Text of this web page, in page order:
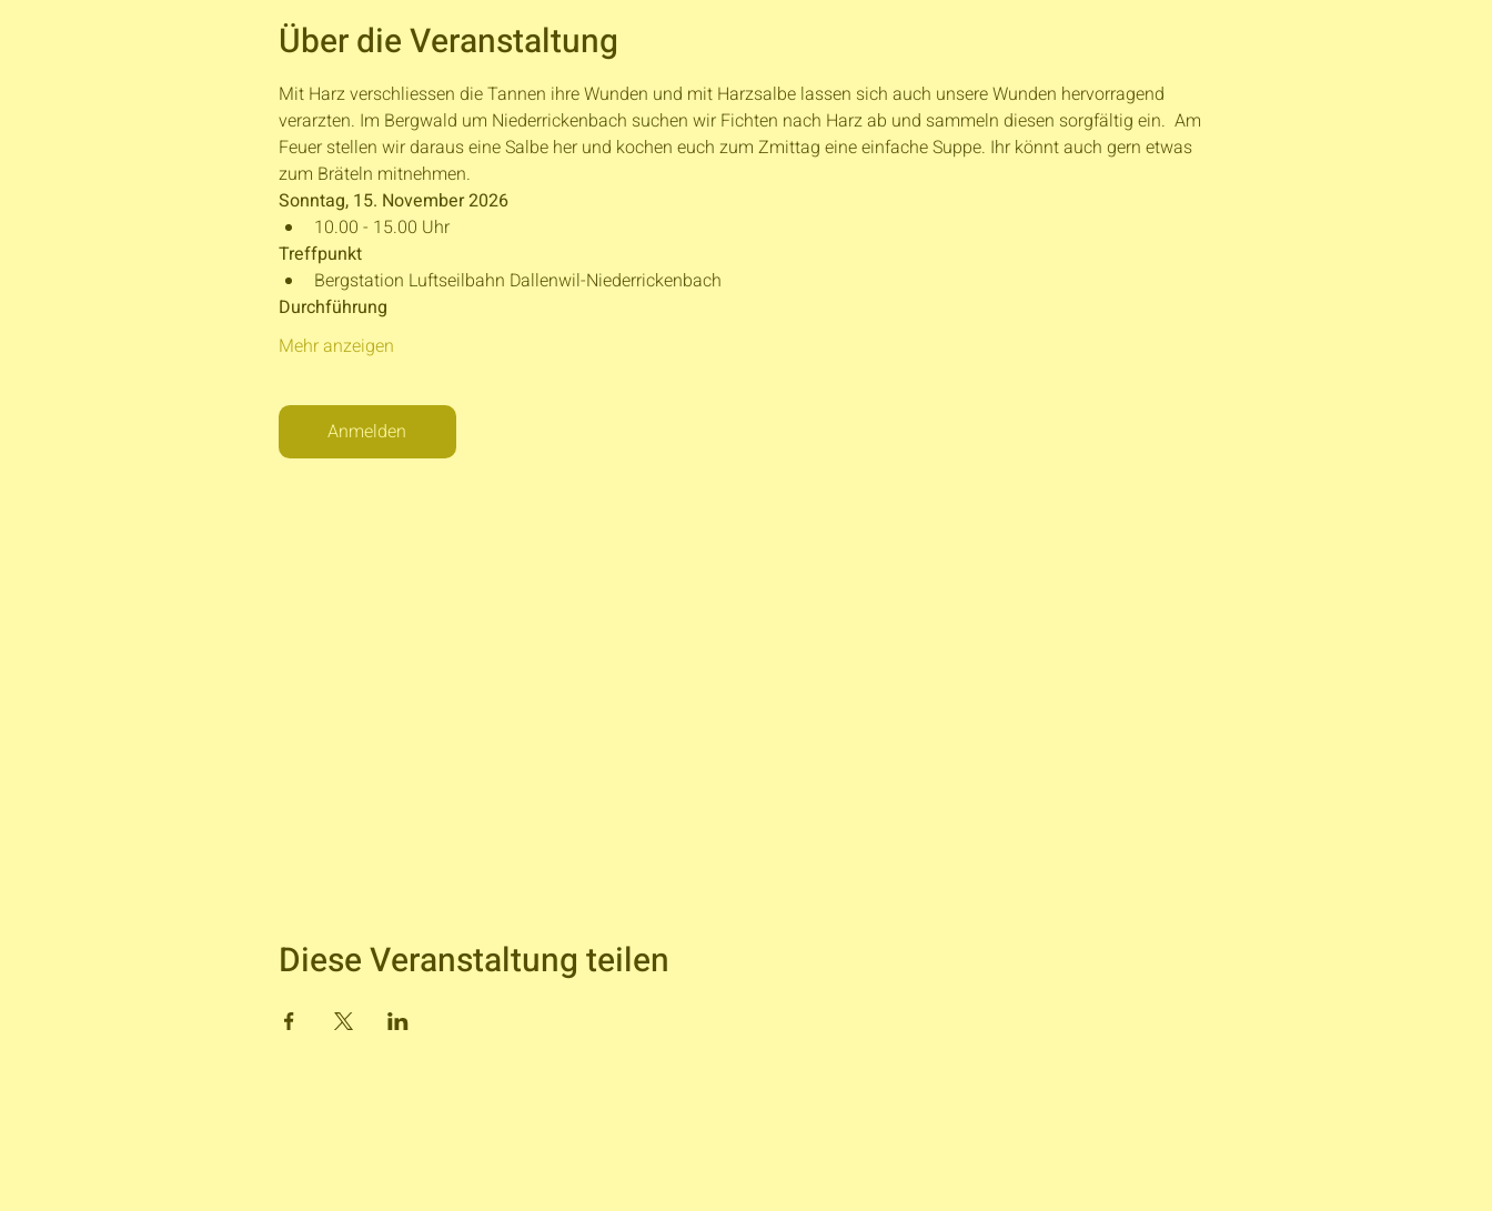
Über die Veranstaltung
Mit Harz verschliessen die Tannen ihre Wunden und mit Harzsalbe lassen sich auch unsere Wunden hervorragend
verarzten. Im Bergwald um Niederrickenbach suchen wir Fichten nach Harz ab und sammeln diesen sorgfältig ein.  Am
Feuer stellen wir daraus eine Salbe her und kochen euch zum Zmittag eine einfache Suppe. Ihr könnt auch gern etwas
zum Bräteln mitnehmen.
Sonntag, 15. November 2026
10.00 - 15.00 Uhr
Treffpunkt
Bergstation Luftseilbahn Dallenwil-Niederrickenbach
Durchführung
Mehr anzeigen
Anmelden
Diese Veranstaltung teilen